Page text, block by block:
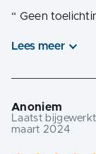
“ Geen
Lees meer
Anoniem
Laatst
maart 2024